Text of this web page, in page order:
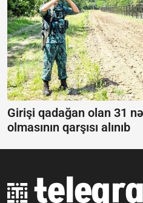
Girişi qadağan olan 31
olmasının qarşısı alınıb